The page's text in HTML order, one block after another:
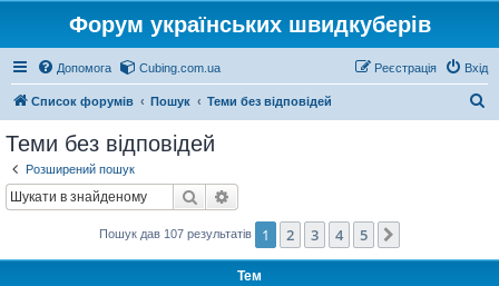
Форум українських швидкуберів
Допомога Cubing.com.ua Вхід
Реєстрація
Список форумів Пошук Теми без відповідей
Теми без відповідей
Розширений пошук
Пошук
Пошук дав 107 результатів 1 2 3 4 5
Тем